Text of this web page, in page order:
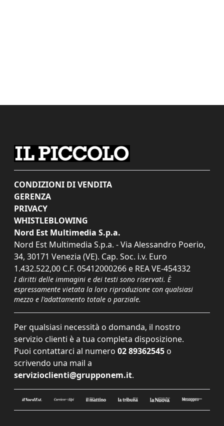
CONDIZIONI DI VENDITA
GERENZA
PRIVACY
WHISTLEBLOWING
Nord Est Multimedia S.p.a.
Nord Est Multimedia S.p.a. - Via Alessandro Poerio,
34, 30171 Venezia (VE). Cap. Soc. i.v. Euro
1.432.522,00 C.F. 05412000266 e REA VE-454332
I diritti delle immagini e dei testi sono riservati. È
espressamente vietata la loro riproduzione con qualsiasi
mezzo e l'adattamento totale o parziale.
Per qualsiasi necessità o domanda, il nostro
servizio clienti è a tua completa disposizione.
Puoi contattarci al numero 02 89362545 o
scrivendo una mail a
servizioclienti@grupponem.it.